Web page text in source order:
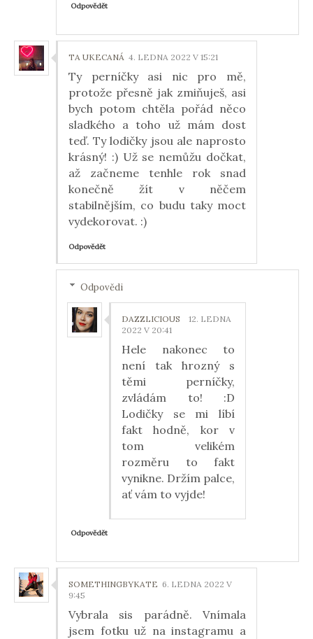
Odpovědět
TA UKECANÁ 4. LEDNA 2022 V 15:21
Ty perníčky asi nic pro mě,
protože přesně jak zmiňuješ, asi
bych potom chtěla pořád něco
sladkého a toho už mám dost
teď. Ty lodičky jsou ale naprosto
krásný! :) Už se nemůžu dočkat,
až začneme tenhle rok snad
konečně žít v něčem
stabilnějším, co budu taky moct
vydekorovat. :)
Odpovědět
Odpovědi
DAZZLICIOUS
12. LEDNA
2022 V 20:41
Hele nakonec to
není tak hrozný s
těmi perníčky,
zvládám to! :D
Lodičky se mi líbí
fakt hodně, kor v
tom velikém
rozměru to fakt
vynikne. Držím palce,
ať vám to vyjde!
Odpovědět
SOMETHINGBYKATE 6. LEDNA 2022 V
9:45
Vybrala sis parádně. Vnímala
jsem fotku už na instagramu a